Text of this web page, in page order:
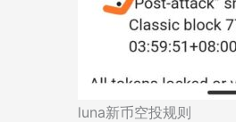
luna新币空投规则